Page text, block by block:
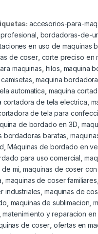
accesorios-para-
bordadoras-de-
en uso de maquinas
de coser, corte preciso en
maquinas hilos maquina
,maquina
automatica maquina
cortadora de tela electrica
de tela para
de bordado en 3D
bordadoras baratas
,Máquinas de bordado en
para uso comercial
mi ,maquinas de coser
maquinas de coser familiares
industriales ,maquinas de
maquinas de sublimacion ,
,matenimiento y reparacion
de coser, ofertas en